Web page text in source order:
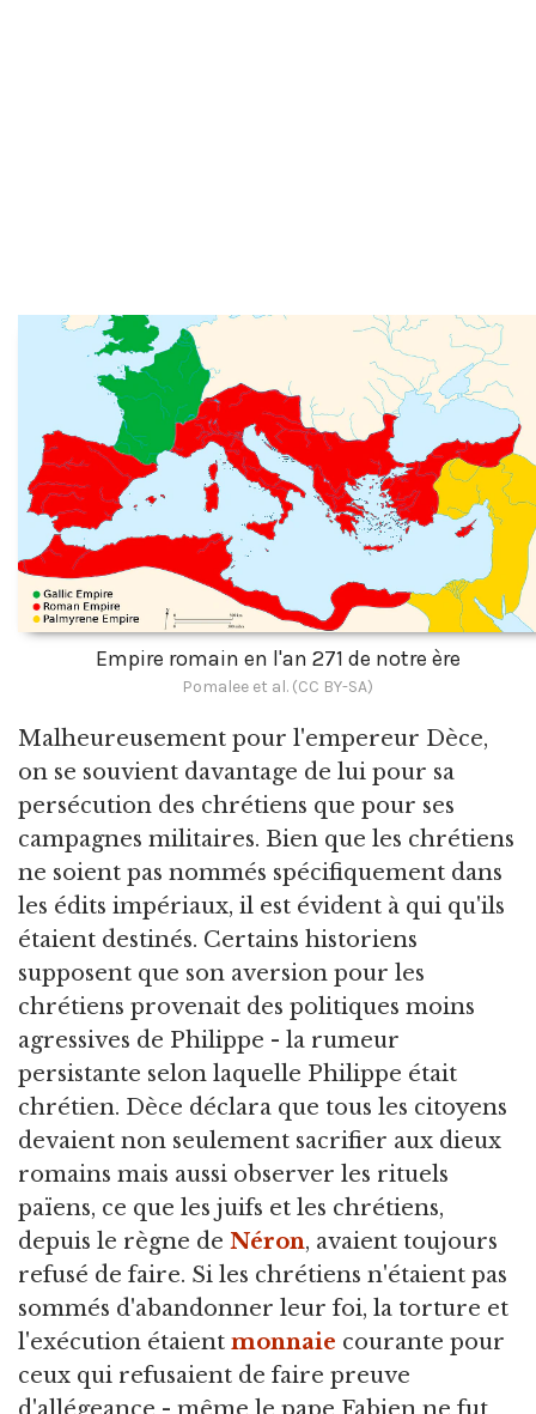
Empire romain en l'an 271 de notre ère
Pomalee et al. (CC BY-SA)
Malheureusement pour l'empereur Dèce,
on se souvient davantage de lui pour sa
persécution des chrétiens que pour ses
campagnes militaires. Bien que les chrétiens
ne soient pas nommés spécifiquement dans
les édits impériaux, il est évident à qui qu'ils
étaient destinés. Certains historiens
supposent que son aversion pour les
chrétiens provenait des politiques moins
agressives de Philippe - la rumeur
persistante selon laquelle Philippe était
chrétien. Dèce déclara que tous les citoyens
devaient non seulement sacrifier aux dieux
romains mais aussi observer les rituels
païens, ce que les juifs et les chrétiens,
depuis le règne de Néron, avaient toujours
refusé de faire. Si les chrétiens n'étaient pas
sommés d'abandonner leur foi, la torture et
l'exécution étaient monnaie courante pour
ceux qui refusaient de faire preuve